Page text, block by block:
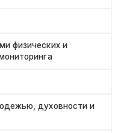
физических и
духовности и